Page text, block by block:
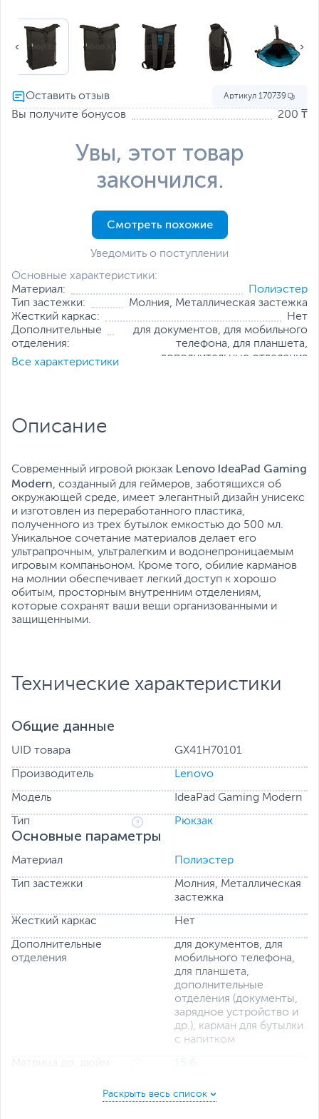
Основные характеристики:
Материал:
Полиэстер
Тип застежки:
Молния, Металлическая застежка
Жесткий каркас:
Нет
Дополнительные
отделения:
для документов, для мобильного
телефона, для планшета,
дополнительные отделения
Матрица до, дюйм:
Все характеристики
Артикул 170739
Вы получите бонусов 200 ₸
Увы, этот товар
закончился.
Смотреть похожие
Уведомить о поступлении
Описание
Современный игровой рюкзак Lenovo IdeaPad Gaming
Modern, созданный для геймеров, заботящихся об
окружающей среде, имеет элегантный дизайн унисекс
и изготовлен из переработанного пластика,
полученного из трех бутылок емкостью до 500 мл.
Уникальное сочетание материалов делает его
ультрапрочным, ультралегким и водонепроницаемым
игровым компаньоном. Кроме того, обилие карманов
на молнии обеспечивает легкий доступ к хорошо
обитым, просторным внутренним отделениям,
которые сохранят ваши вещи организованными и
защищенными.
Технические характеристики
Общие данные
UID товара GX41H70101
Производитель Lenovo
Модель IdeaPad Gaming Modern
Тип Рюкзак
Основные параметры
Материал Полиэстер
Тип застежки
Молния, Металлическая
застежка
Жесткий каркас Нет
Дополнительные
отделения
для документов, для
мобильного телефона,
для планшета,
дополнительные
отделения (документы,
зарядное устройство и
др.), карман для бутылки
с напитком
15.6
Цвет, используемый в